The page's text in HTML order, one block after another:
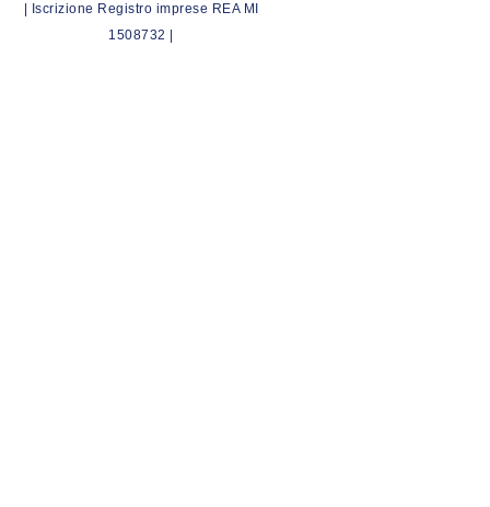
| Iscrizione Registro imprese REA MI
1508732 |